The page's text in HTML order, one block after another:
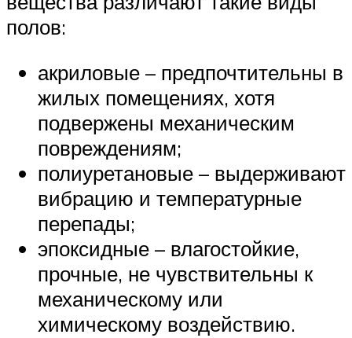
полов:
акриловые – предпочтительны в
жилых помещениях, хотя
подвержены механическим
повреждениям;
полиуретановые – выдерживают
вибрацию и температурные
перепады;
эпоксидные – влагостойкие,
прочные, не чувствительны к
механическому или
химическому воздействию.